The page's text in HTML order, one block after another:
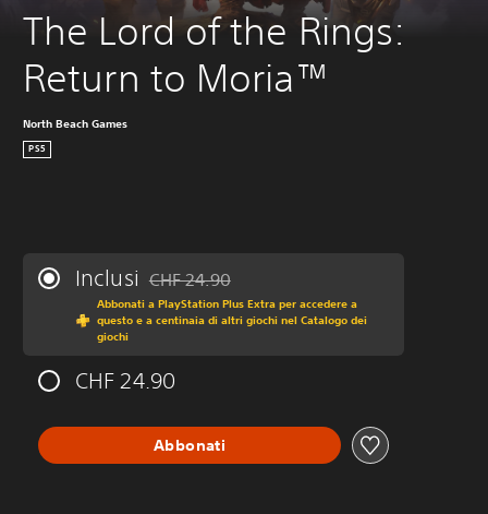
The Lord of the Rings:
Return to Moria™
North Beach Games
PS5
Inclusi Scontato dal prezzo originale di CHF 24.90
CHF 24.90
Abbonati a PlayStation Plus Extra per accedere a
questo e a centinaia di altri giochi nel Catalogo dei
giochi
CHF 24.90
Abbonati